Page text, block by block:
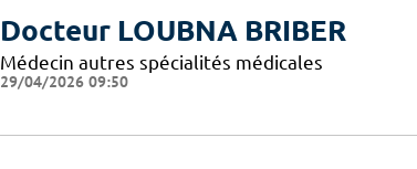
Docteur LOUBNA BRIBER
Médecin autres spécialités médicales
29/04/2026 09:50